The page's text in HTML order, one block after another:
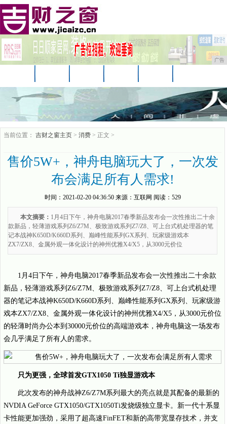
广告
企业 游戏
当前位置： 吉财之窗主页 > 消费 > 正文 >
售价5W+，神舟电脑玩大了，一次发
布会满足所有人需求!
时间： 2021-02-20 04:36:50来源： 互联网 阅读：529
本文摘要： 1月4日下午，神舟电脑2017春季新品发布会一次性推出二十余
款新品，轻薄游戏系列Z6/Z7M、极致游戏系列Z7/Z8、可上台式机处理器的笔
记本战神K650D/K660D系列、巅峰性能系列GX系列、玩家级游戏本
ZX7/ZX8、金属外观一体化设计的神州优雅X4/X5，从3000元价位
1月4日下午，神舟电脑2017春季新品发布会一次性推出二十余款
新品，轻薄游戏系列Z6/Z7M、极致游戏系列Z7/Z8、可上台式机处理
器的笔记本战神K650D/K660D系列、巅峰性能系列GX系列、玩家级游
戏本ZX7/ZX8、金属外观一体化设计的神州优雅X4/X5，从3000元价位
的轻薄时尚办公本到30000元价位的高端游戏本，神舟电脑这一场发布
会几乎满足了所有人的需求。
只为更强，全球首发GTX1050 Ti独显游戏本
此次发布的神舟战神Z6/Z7M系列最大的亮点就是其配备的最新的
NVDIA GeForce GTX1050/GTX1050Ti发烧级独立显卡。新一代十系显
卡性能更加强劲，采用了超高速FinFET和新的高带宽显存技术，并支